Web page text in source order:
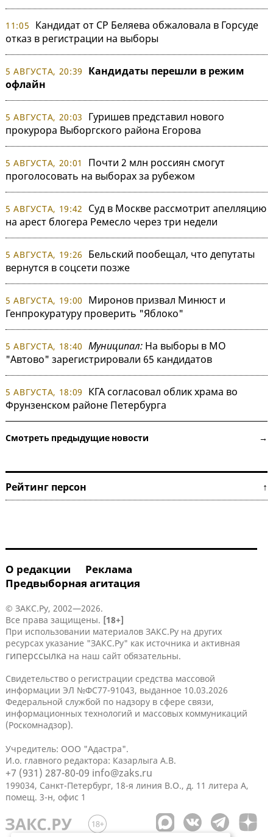
11:05
Кандидат от СР Беляева обжаловала в Горсуде
отказ в регистрации на выборы
5 АВГУСТА, 20:39
Кандидаты перешли в режим
офлайн
5 АВГУСТА, 20:03
Гуришев представил нового
прокурора Выборгского района Егорова
5 АВГУСТА, 20:01
Почти 2 млн россиян смогут
проголосовать на выборах за рубежом
5 АВГУСТА, 19:42
Суд в Москве рассмотрит апелляцию
на арест блогера Ремесло через три недели
5 АВГУСТА, 19:26
Бельский пообещал, что депутаты
вернутся в соцсети позже
5 АВГУСТА, 19:00
Миронов призвал Минюст и
Генпрокуратуру проверить "Яблоко"
5 АВГУСТА, 18:40 Муниципал: На выборы в МО
"Автово" зарегистрировали 65 кандидатов
5 АВГУСТА, 18:09
КГА согласовал облик храма во
Фрунзенском районе Петербурга
Смотреть предыдущие новости →
Рейтинг персон ↑
О редакции
Реклама
Предвыборная агитация
© ЗАКС.Ру, 2002—2026.
Все права защищены. [18+]
При использовании материалов ЗАКС.Ру на других
ресурсах указание "ЗАКС.Ру" как источника и активная
гиперссылка на наш сайт обязательны.
Свидетельство о регистрации средства массовой
информации ЭЛ №ФС77-91043, выданное 10.03.2026
Федеральной службой по надзору в сфере связи,
информационных технологий и массовых коммуникаций
(Роскомнадзор).
Учредитель: ООО "Адастра".
И.о. главного редактора: Казарлыга А.В.
+7 (931) 287-80-09 info@zaks.ru
199034, Санкт-Петербург, 18-я линия В.О., д. 11 литера А,
помещ. 3-н, офис 1